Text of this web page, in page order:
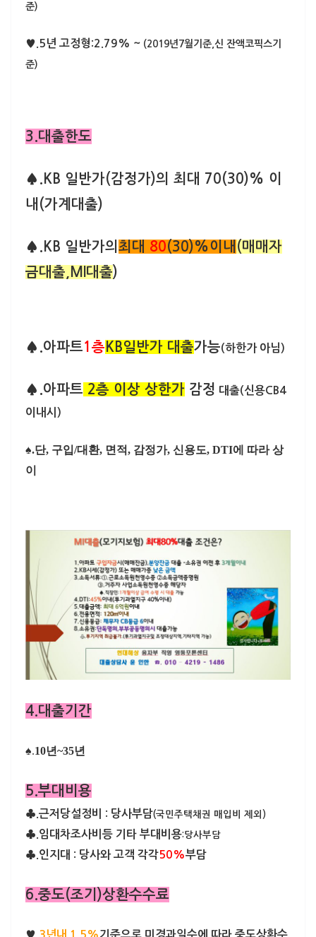
준)
♥.5년 고정형:2.79% ~ (2019년7월기준,신 잔액코픽스기
준)
3.대출한도
♠.KB 일반가(감정가)의 최대 70(30)% 이
내(가계대출)
♠.KB 일반가의 최대 80(30)%이내 (매매자
금대출,MI대출)
♠.아파트1층 KB일반가 대출가능(하한가 아님)
♠.아파트 2층 이상 상한가 감정 대출(신용CB4
이내시)
♠.단, 구입/대환, 면적, 감정가, 신용도, DTI에 따라 상
이
4.대출기간
♠.10년~35년
5.부대비용
♣.근저당설정비 : 당사부담(국민주택채권 매입비 제외)
♣.임대차조사비등 기타 부대비용:당사부담
♣.인지대 : 당사와 고객 각각50%부담
6.중도(조기)상환수수료
♥. 3년내 1.5% 기준으로 미경과일수에 따라 중도상환수